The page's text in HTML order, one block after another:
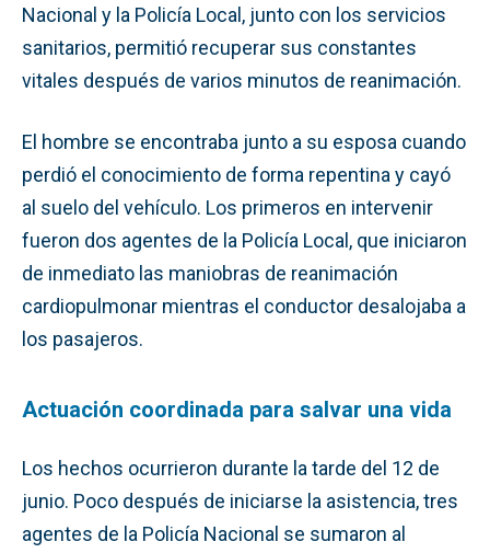
Nacional y la Policía Local, junto con los servicios
sanitarios, permitió recuperar sus constantes
vitales después de varios minutos de reanimación.
El hombre se encontraba junto a su esposa cuando
perdió el conocimiento de forma repentina y cayó
al suelo del vehículo. Los primeros en intervenir
fueron dos agentes de la Policía Local, que iniciaron
de inmediato las maniobras de reanimación
cardiopulmonar mientras el conductor desalojaba a
los pasajeros.
Actuación coordinada para salvar una vida
Los hechos ocurrieron durante la tarde del 12 de
junio. Poco después de iniciarse la asistencia, tres
agentes de la Policía Nacional se sumaron al